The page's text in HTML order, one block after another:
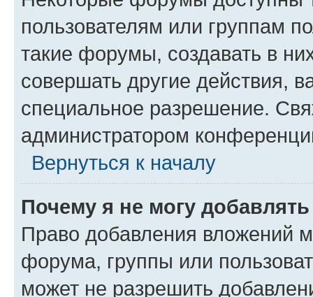
пользователям или группам
такие форумы, создавать в
совершать другие действия,
специальное разрешение.
администратором
Вернуться к началу
Почему я не могу
Право добавления вложений
форума, группы или
может не разрешить